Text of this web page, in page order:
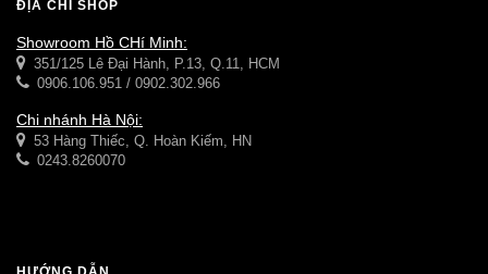
ĐỊA CHỈ SHOP
Showroom Hồ CHí Minh:
351/125 Lê Đại Hành, P.13, Q.11, HCM
0906.106.951 / 0902.302.966
Chi nhánh Hà Nội:
53 Hàng Thiếc, Q. Hoàn Kiếm, HN
0243.8260070